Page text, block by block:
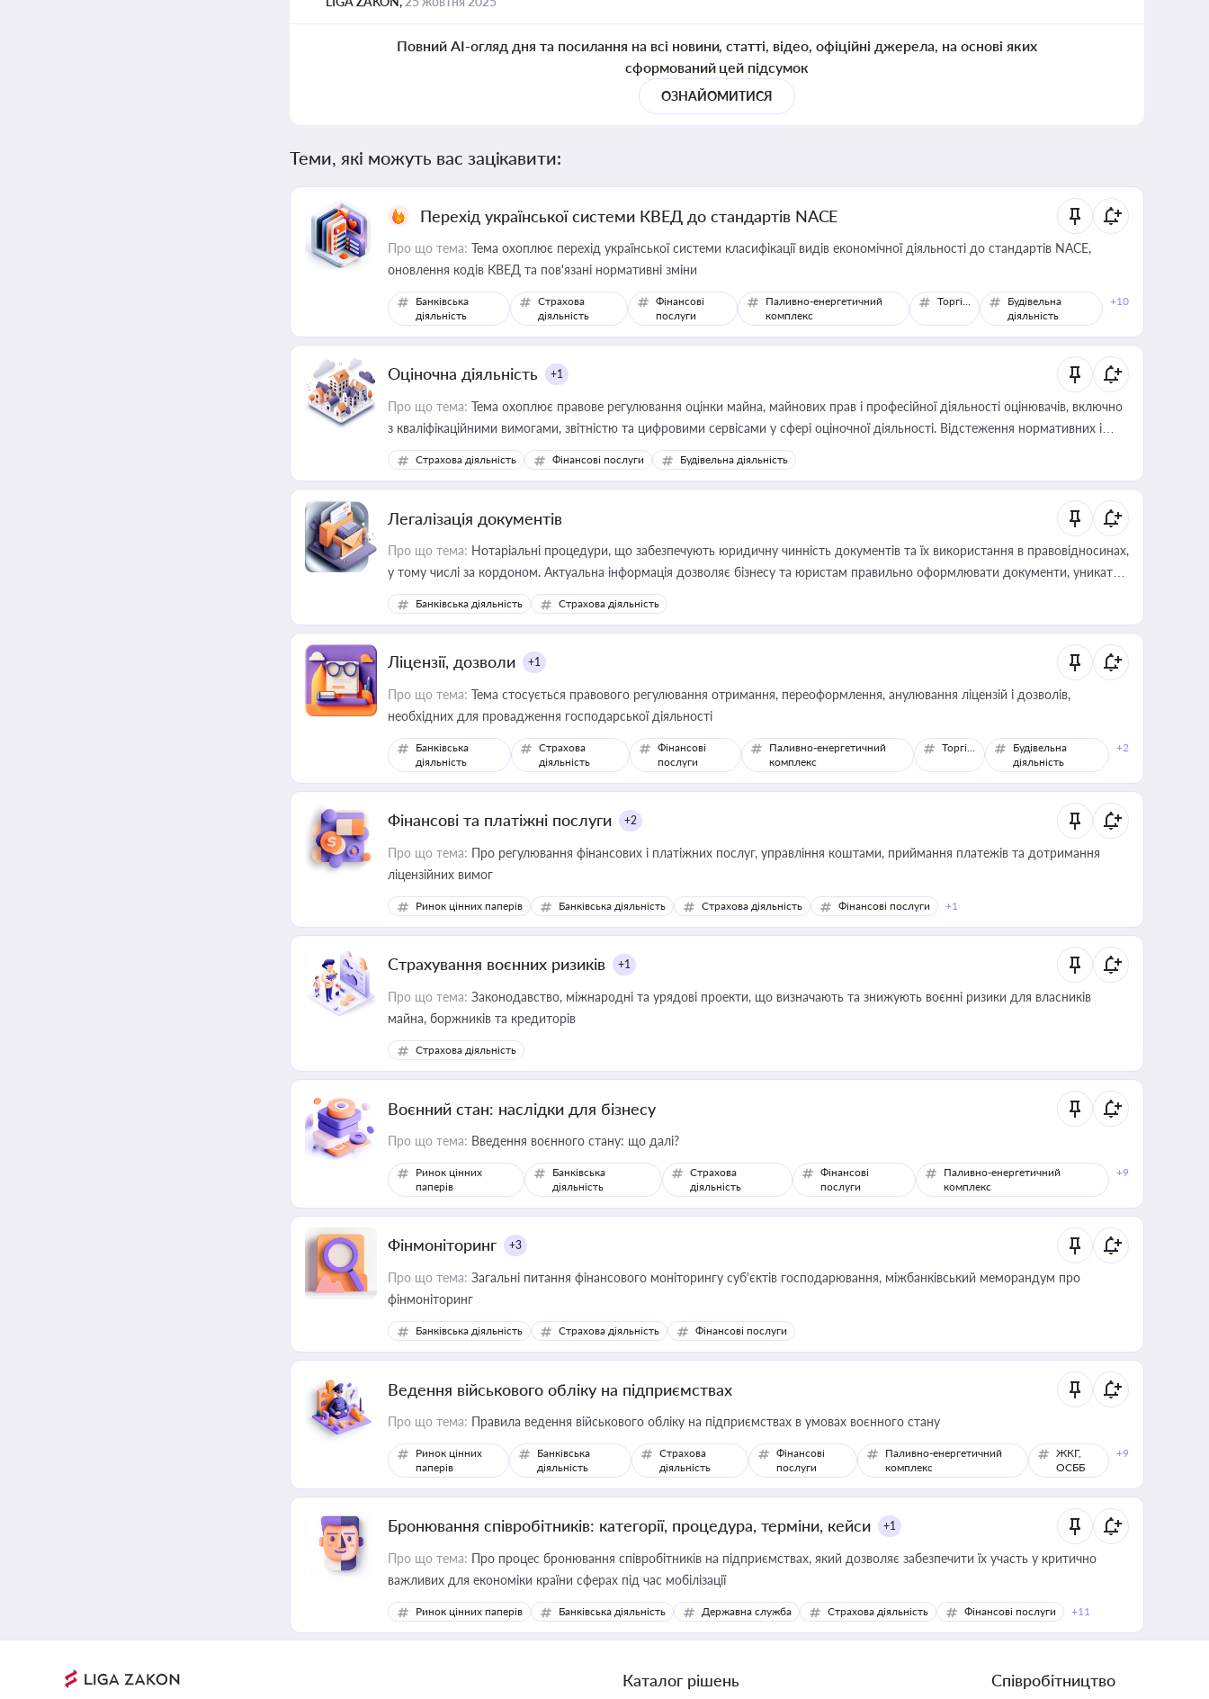
Повний AI-огляд дня та посилання на всі новини, статті, відео, офіційні джерела, на основі яких
сформований цей підсумок
ОЗНАЙОМИТИСЯ
Теми, які можуть вас зацікавити:
Перехід української системи КВЕД до стандартів NACE
Про що тема: Тема охоплює перехід української системи класифікації видів економічної діяльності до стандартів NACE,
оновлення кодів КВЕД та пов'язані нормативні зміни
Банківська
діяльність
Страхова
діяльність
Фінансові
послуги
Паливно-енергетичний
комплекс
Торгівля
Будівельна
діяльність
+10
Оціночна діяльність +1
Про що тема: Тема охоплює правове регулювання оцінки майна, майнових прав і професійної діяльності оцінювачів, включно
з кваліфікаційними вимогами, звітністю та цифровими сервісами у сфері оціночної діяльності. Відстеження нормативних і
медійних змін у цій сфері корисне для власника бізнесу, керівника, юриста або бухгалтера під час оподаткування,
приватизації, оренди державного майна, корпоративних угод і перевірки статусу суб'єктів оціночної діяльності
Страхова діяльність Фінансові послуги Будівельна діяльність
Легалізація документів
Про що тема: Нотаріальні процедури, що забезпечують юридичну чинність документів та їх використання в правовідносинах,
у тому числі за кордоном. Актуальна інформація дозволяє бізнесу та юристам правильно оформлювати документи, уникати
ризиків недійсності та забезпечувати їх належне прийняття органами влади та контрагентами
Банківська діяльність Страхова діяльність
Ліцензії, дозволи +1
Про що тема: Тема стосується правового регулювання отримання, переоформлення, анулювання ліцензій і дозволів,
необхідних для провадження господарської діяльності
Банківська
діяльність
Страхова
діяльність
Фінансові
послуги
Паливно-енергетичний
комплекс
Торгівля
Будівельна
діяльність
+2
Фінансові та платіжні послуги +2
Про що тема: Про регулювання фінансових і платіжних послуг, управління коштами, приймання платежів та дотримання
ліцензійних вимог
Ринок цінних паперів Банківська діяльність Страхова діяльність Фінансові послуги +1
Страхування воєнних ризиків +1
Про що тема: Законодавство, міжнародні та урядові проекти, що визначають та знижують воєнні ризики для власників
майна, боржників та кредиторів
Страхова діяльність
Воєнний стан: наслідки для бізнесу
Про що тема: Введення воєнного стану: що далі?
Ринок цінних
паперів
Банківська
діяльність
Страхова
діяльність
Фінансові
послуги
Паливно-енергетичний
комплекс
+9
Фінмоніторинг +3
Про що тема: Загальні питання фінансового моніторингу суб'єктів господарювання, міжбанківський меморандум про
фінмоніторинг
Банківська діяльність Страхова діяльність Фінансові послуги
Ведення військового обліку на підприємствах
Про що тема: Правила ведення військового обліку на підприємствах в умовах воєнного стану
Ринок цінних
паперів
Банківська
діяльність
Страхова
діяльність
Фінансові
послуги
Паливно-енергетичний
комплекс
ЖКГ,
ОСББ
+9
Бронювання співробітників: категорії, процедура, терміни, кейси +1
Про що тема: Про процес бронювання співробітників на підприємствах, який дозволяє забезпечити їх участь у критично
важливих для економіки країни сферах під час мобілізації
Ринок цінних паперів Банківська діяльність Державна служба Страхова діяльність Фінансові послуги +11
Каталог рішень Співробітництво